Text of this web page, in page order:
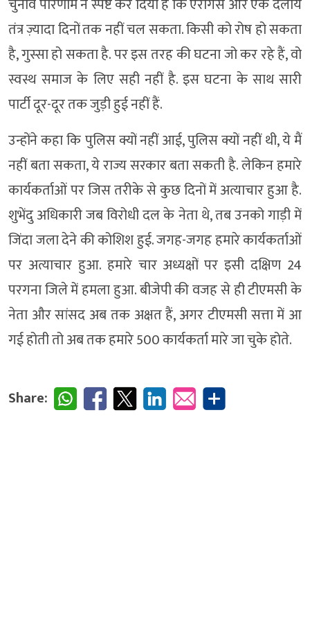
तंत्र ज़्यादा दिनों तक नहीं चल सकता. किसी को रोष हो सकता
है, गुस्सा हो सकता है. पर इस तरह की घटना जो कर रहे हैं, वो
स्वस्थ समाज के लिए सही नहीं है. इस घटना के साथ सारी
पार्टी दूर-दूर तक जुड़ी हुई नहीं हैं.
उन्होंने कहा कि पुलिस क्यों नहीं आई, पुलिस क्यों नहीं थी, ये मैं
नहीं बता सकता, ये राज्य सरकार बता सकती है. लेकिन हमारे
कार्यकर्ताओं पर जिस तरीके से कुछ दिनों में अत्याचार हुआ है.
शुभेंदु अधिकारी जब विरोधी दल के नेता थे, तब उनको गाड़ी में
जिंदा जला देने की कोशिश हुई. जगह-जगह हमारे कार्यकर्ताओं
पर अत्याचार हुआ. हमारे चार अध्यक्षों पर इसी दक्षिण 24
परगना जिले में हमला हुआ. बीजेपी की वजह से ही टीएमसी के
नेता और सांसद अब तक अक्षत हैं, अगर टीएमसी सत्ता में आ
गई होती तो अब तक हमारे 500 कार्यकर्ता मारे जा चुके होते.
Share: